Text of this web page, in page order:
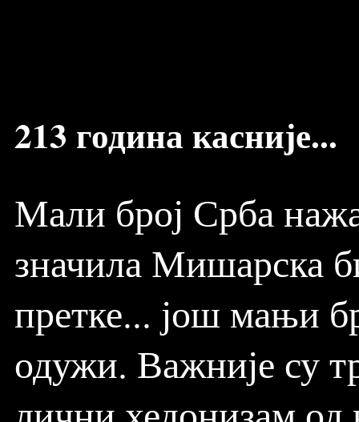
213 година касније...
Мали број Срба
значила Мишарска
претке... још мањи
одужи. Важније су